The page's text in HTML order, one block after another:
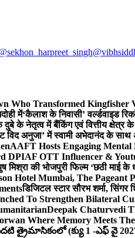
Who Transformed Kingfisher
में‘कैलाश के निवासी’ वर्ल्डवाइड
दुबे के नेतृत्व में बैंकिंग एवं वित्तीय
विद अनुजा’ में स्वामी अभेदानंद के साथ
AAFT Hosts Engaging
DPIAF OTT Influencer &
मिश्रा की भोजपुरी फिल्म ‘छठी
Hotel Mumbai, The Pageant
डिजिटल स्टार सौरभ शर्मा, सिंगर
To Strengthen Bilateral
Deepak Chaturvedi
Where Memory Meets
త్రైమాసికంలో (క్యు 1 -ఎఫ్ వై